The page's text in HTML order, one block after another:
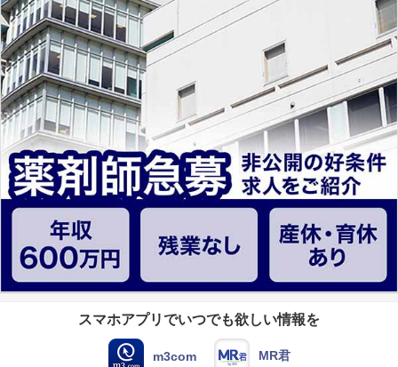
スマホアプリでいつでも欲しい情報を
m3com MR君